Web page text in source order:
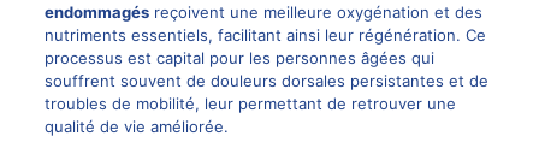
endommagésreçoivent une meilleure oxygénation et des
nutriments essentiels, facilitant ainsi leur régénération. Ce
processus est capital pour les personnes âgées qui
souffrent souvent de douleurs dorsales persistantes et de
troubles de mobilité, leur permettant de retrouver une
qualité de vie améliorée.